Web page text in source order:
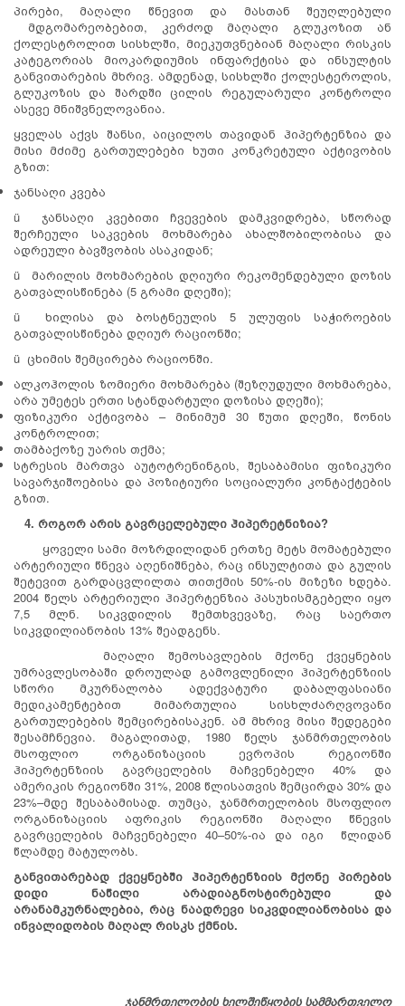
პირები, მაღალი წნევით და მასთან შეუღლებული
მდგომარეობებით, კერძოდ მაღალი გლუკოზით ან
ქოლესტროლით სისხლში, მიეკუთვნებიან მაღალი რისკის
კატეგორიას მიოკარდიუმის ინფარქტისა და ინსულტის
განვითარების მხრივ. ამდენად, სისხლში ქოლესტეროლის,
გლუკოზის და შარდში ცილის რეგულარული კონტროლი
ასევე მნიშვნელოვანია.
ყველას აქვს შანსი, აიცილოს თავიდან ჰიპერტენზია და
მისი მძიმე გართულებები ხუთი კონკრეტული აქტივობის
გზით:
ჯანსაღი კვება
ü ჯანსაღი კვებითი ჩვევების დამკვიდრება, სწორად
შერჩეული საკვების მოხმარება ახალშობილობისა და
ადრეული ბავშვობის ასაკიდან;
ü მარილის მოხმარების დღიური რეკომენდებული დოზის
გათვალისწინება (5 გრამი დღეში);
ü ხილისა და ბოსტნეულის 5 ულუფის საჭიროების
გათვალისწინება დღიურ რაციონში;
ü ცხიმის შემცირება რაციონში.
ალკოჰოლის ზომიერი მოხმარება (შეზღუდული მოხმარება,
არა უმეტეს ერთი სტანდარტული დოზისა დღეში);
ფიზიკური აქტივობა – მინიმუმ 30 წუთი დღეში, წონის
კონტროლით;
თამბაქოზე უარის თქმა;
სტრესის მართვა აუტოტრენინგის, შესაბამისი ფიზიკური
სავარჯიშოებისა და პოზიტიური სოციალური კონტაქტების
გზით.
4. როგორ არის გავრცელებული ჰიპერეტნიზია?
ყოველი სამი მოზრდილიდან ერთზე მეტს მომატებული
არტერიული წნევა აღენიშნება, რაც ინსულტითა და გულის
შეტევით გარდაცვლილთა თითქმის 50%-ის მიზეზი ხდება.
2004 წელს არტერიული ჰიპერტენზია პასუხისმგებელი იყო
7,5 მლნ. სიკვდილის შემთხვევაზე, რაც საერთო
სიკვდილიანობის 13% შეადგენს.
მაღალი შემოსავლების მქონე ქვეყნების
უმრავლესობაში დროულად გამოვლენილი ჰიპერტენზიის
სწორი მკურნალობა ადექვატური დაბალფასიანი
მედიკამენტებით მიმართულია სისხლძარღვოვანი
გართულებების შემცირებისაკენ. ამ მხრივ მისი შედეგები
შესამჩნევია. მაგალითად, 1980 წელს ჯანმრთელობის
მსოფლიო ორგანიზაციის ევროპის რეგიონში
ჰიპერტენზიის გავრცელების მაჩვენებელი 40% და
ამერიკის რეგიონში 31%, 2008 წლისათვის შემცირდა 30% და
23%–მდე შესაბამისად. თუმცა, ჯანმრთელობის მსოფლიო
ორგანიზაციის აფრიკის რეგიონში მაღალი წნევის
გავრცელების მაჩვენებელი 40–50%-ია და იგი წლიდან
წლამდე მატულობს.
განვითარებად ქვეყნებში ჰიპერტენზიის მქონე პირების
დიდი ნაწილი არადიაგნოსტირებული და
არანამკურნალებია, რაც ნაადრევი სიკვდილიანობისა და
ინვალიდობის მაღალ რისკს ქმნის.
ჯანმრთელობის ხელშეწყობის სამმართველო